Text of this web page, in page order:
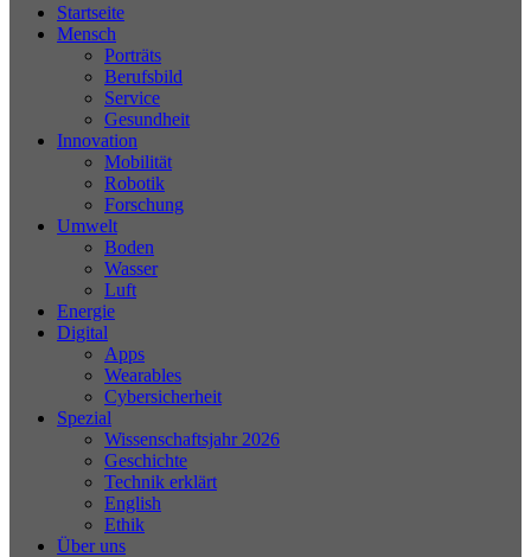
Startseite
Mensch
Porträts
Berufsbild
Service
Gesundheit
Innovation
Mobilität
Robotik
Forschung
Umwelt
Boden
Wasser
Luft
Energie
Digital
Apps
Wearables
Cybersicherheit
Spezial
Wissenschaftsjahr 2026
Geschichte
Technik erklärt
English
Ethik
Über uns